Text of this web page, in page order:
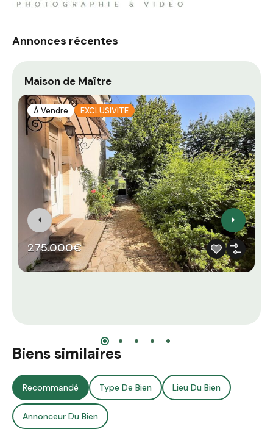
Annonces récentes
Maison de Maître
À Vendre EXCLUSIVITE
275.000€
Biens similaires
Recommandé Type De Bien Lieu Du Bien
Annonceur Du Bien